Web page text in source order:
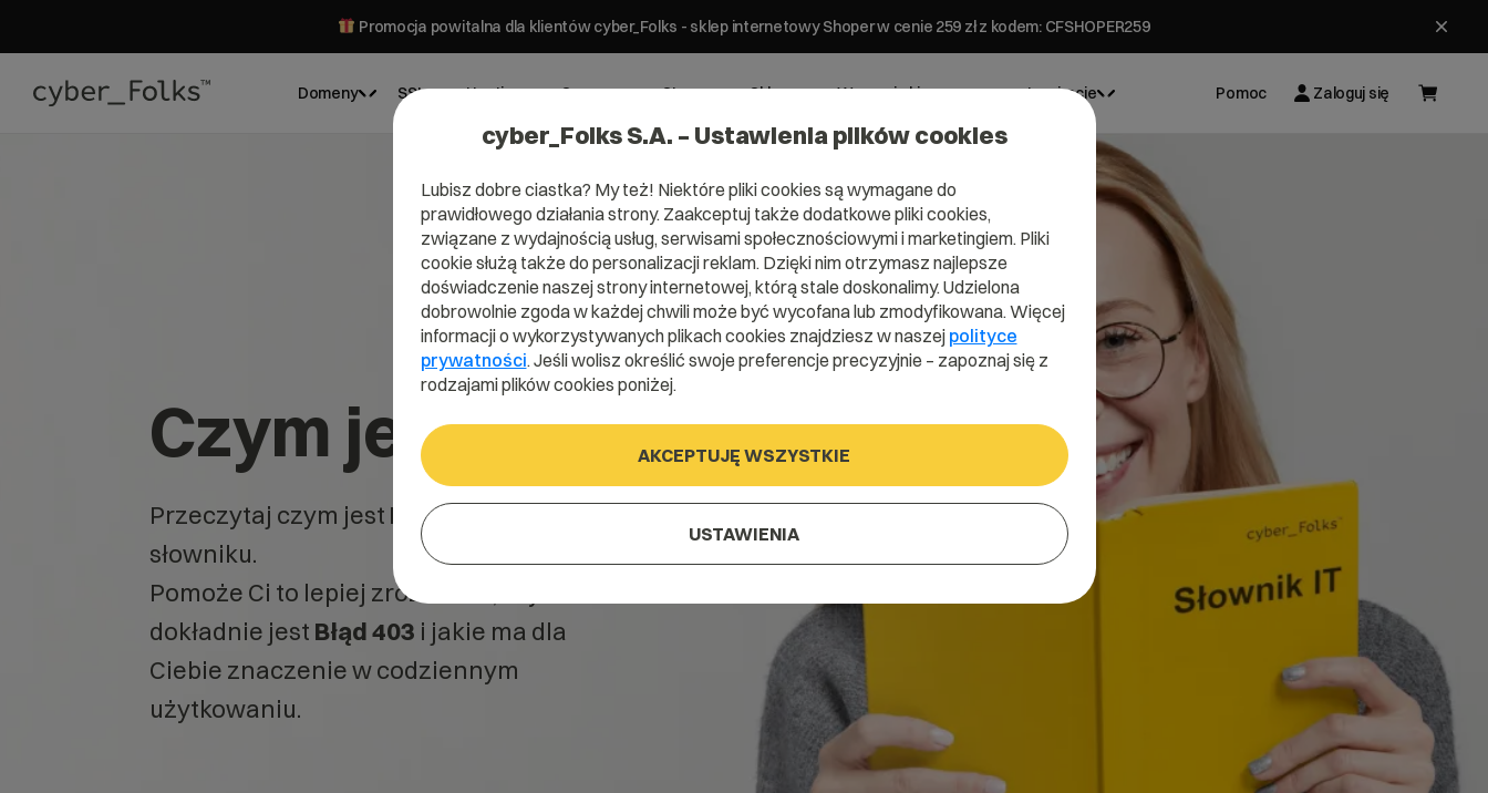
Promocja powitalna dla klientów cyber_Folks - sklep internetowy Shoper w cenie 259 zł z kodem: CFSHOPER259
Domeny SSL Hosting Serwery Strony Sklepy Wsparcie biznesowe Inspiracje Pomoc Zaloguj się
Czym jest Błąd 403?
Przeczytaj czym jest Błąd 403w naszym
słowniku.
Pomoże Ci to lepiej zrozumieć, czym
dokładnie jest Błąd 403 i jakie ma dla
Ciebie znaczenie w codziennym
użytkowaniu.
cyber_Folks S.A. – Ustawienia plików cookies
Lubisz dobre ciastka? My też! Niektóre pliki cookies są wymagane do
prawidłowego działania strony. Zaakceptuj także dodatkowe pliki cookies,
związane z wydajnością usług, serwisami społecznościowymi i marketingiem. Pliki
cookie służą także do personalizacji reklam. Dzięki nim otrzymasz najlepsze
doświadczenie naszej strony internetowej, którą stale doskonalimy. Udzielona
dobrowolnie zgoda w każdej chwili może być wycofana lub zmodyfikowana. Więcej
informacji o wykorzystywanych plikach cookies znajdziesz w naszej polityce
prywatności. Jeśli wolisz określić swoje preferencje precyzyjnie – zapoznaj się z
rodzajami plików cookies poniżej.
AKCEPTUJĘ WSZYSTKIE
USTAWIENIA